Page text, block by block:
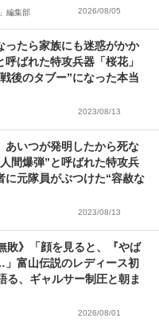
編集部 2026/08/05
ったら家族にも迷惑がかか
呼ばれた特攻兵器「桜花」
後のタブー”になった本当
2023/08/13
あいつが発明したから死な
間爆弾”と呼ばれた特攻兵
に元隊員がぶつけた“容赦な
2023/08/13
敗》「顔を見ると、『やば
富山伝説のレディース初
る、ギャルサー制圧と朝ま
2026/08/01